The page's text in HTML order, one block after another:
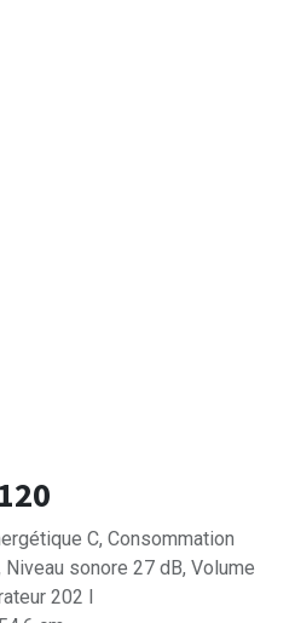
C, Consommation
sonore 27 dB, Volume
202 l